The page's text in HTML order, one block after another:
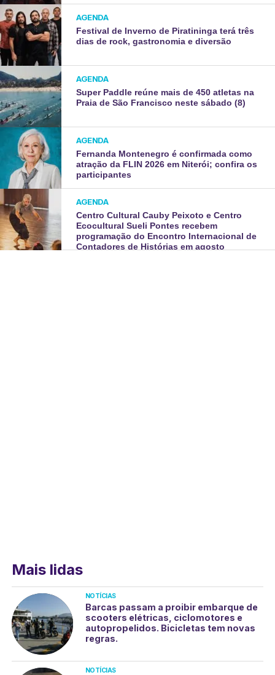
AGENDA
Festival de Inverno de Piratininga terá três
dias de rock, gastronomia e diversão
AGENDA
Super Paddle reúne mais de 450 atletas na
Praia de São Francisco neste sábado (8)
AGENDA
Fernanda Montenegro é confirmada como
atração da FLIN 2026 em Niterói; confira os
participantes
AGENDA
Centro Cultural Cauby Peixoto e Centro
Ecocultural Sueli Pontes recebem
programação do Encontro Internacional de
Contadores de Histórias em agosto
Mais lidas
NOTÍCIAS
Barcas passam a proibir embarque de
scooters elétricas, ciclomotores e
autopropelidos. Bicicletas tem novas
regras.
NOTÍCIAS